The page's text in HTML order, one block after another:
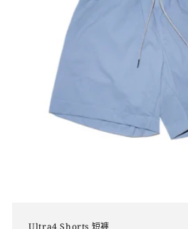
Ultra4 Shorts 短褲